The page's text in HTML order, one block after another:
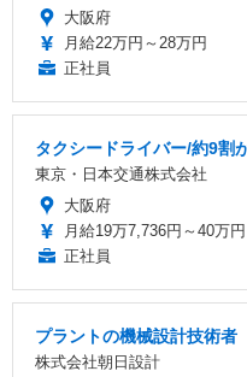
大阪府
月給22万円～28万円
正社員
タクシードライバー/約9割
東京・日本交通株式会社
大阪府
月給19万7,736円～40万円
正社員
プラントの機械設計技術者
株式会社朝日設計